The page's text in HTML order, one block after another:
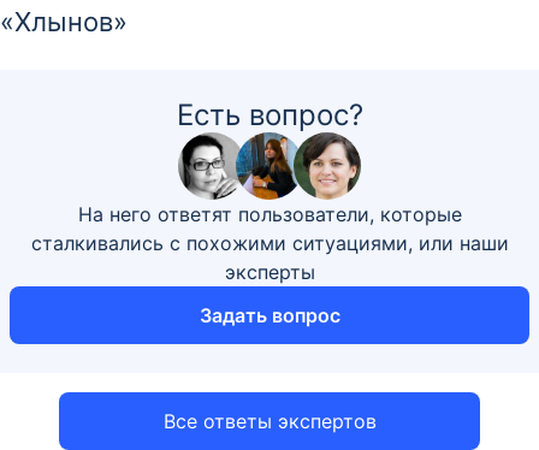
«Хлынов»
Все ответы экспертов
Есть вопрос?
На него ответят пользователи, которые
сталкивались с похожими ситуациями, или наши
эксперты
Задать вопрос